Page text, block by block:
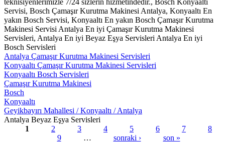
teknisiyenlerimizle 7/24 sizlerin hizmetindedir., Bosch Konyaaltı
Servisi, Bosch Çamaşır Kurutma Makinesi Antalya, Konyaaltı En
yakın Bosch Servisi, Konyaaltı En yakın Bosch Çamaşır Kurutma
Makinesi Servisi Antalya En iyi Çamaşır Kurutma Makinesi
Servisleri, Antalya En iyi Beyaz Eşya Servisleri Antalya En iyi
Bosch Servisleri
Antalya Çamaşır Kurutma Makinesi Servisleri
Konyaaltı Çamaşır Kurutma Makinesi Servisleri
Konyaaltı Bosch Servisleri
Çamaşır Kurutma Makinesi
Bosch
Konyaaltı
Geyikbayırı Mahallesi / Konyaaltı / Antalya
Antalya Beyaz Eşya Servisleri
1 2 3 4 5 6 7
8
9
… sonraki › son »